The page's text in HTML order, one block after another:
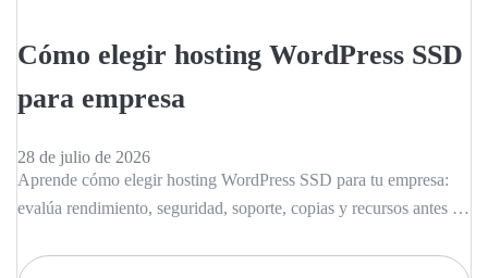
Cómo elegir hosting WordPress SSD
para empresa
28 de julio de 2026
Aprende cómo elegir hosting WordPress SSD para tu empresa:
evalúa rendimiento, seguridad, soporte, copias y recursos antes de